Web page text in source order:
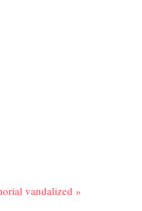
vandalized »